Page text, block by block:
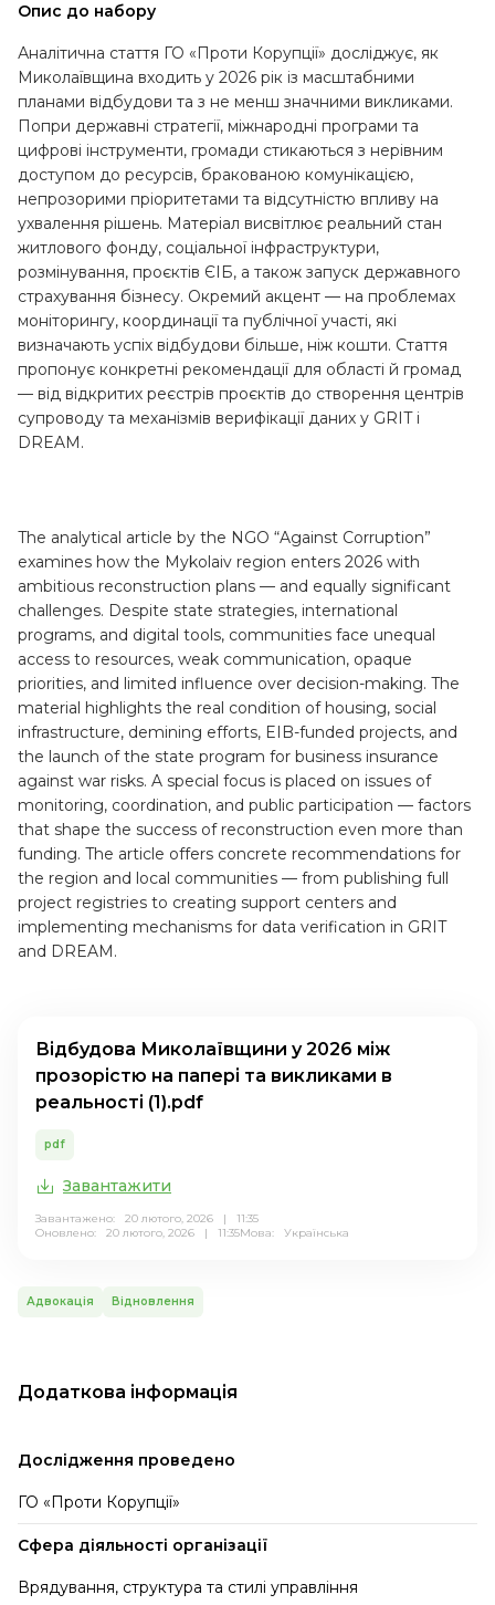
Опис до набору
Аналітична стаття ГО «Проти Корупції» досліджує, як
Миколаївщина входить у 2026 рік із масштабними
планами відбудови та з не менш значними викликами.
Попри державні стратегії, міжнародні програми та
цифрові інструменти, громади стикаються з нерівним
доступом до ресурсів, бракованою комунікацією,
непрозорими пріоритетами та відсутністю впливу на
ухвалення рішень. Матеріал висвітлює реальний стан
житлового фонду, соціальної інфраструктури,
розмінування, проєктів ЄІБ, а також запуск державного
страхування бізнесу. Окремий акцент — на проблемах
моніторингу, координації та публічної участі, які
визначають успіх відбудови більше, ніж кошти. Стаття
пропонує конкретні рекомендації для області й громад
— від відкритих реєстрів проєктів до створення центрів
супроводу та механізмів верифікації даних у GRIT і
DREAM.
The analytical article by the NGO “Against Corruption”
examines how the Mykolaiv region enters 2026 with
ambitious reconstruction plans — and equally significant
challenges. Despite state strategies, international
programs, and digital tools, communities face unequal
access to resources, weak communication, opaque
priorities, and limited influence over decision-making. The
material highlights the real condition of housing, social
infrastructure, demining efforts, EIB-funded projects, and
the launch of the state program for business insurance
against war risks. A special focus is placed on issues of
monitoring, coordination, and public participation — factors
that shape the success of reconstruction even more than
funding. The article offers concrete recommendations for
the region and local communities — from publishing full
project registries to creating support centers and
implementing mechanisms for data verification in GRIT
and DREAM.
Відбудова Миколаївщини у 2026 між
прозорістю на папері та викликами в
реальності (1).pdf
pdf
Завантажити
Завантажено: 20 лютого, 2026 | 11:35
Оновлено: 20 лютого, 2026 | 11:35Мова: Українська
Адвокація Відновлення
Додаткова інформація
Дослідження проведено
ГО «Проти Корупції»
Сфера діяльності організації
Врядування, структура та стилі управління